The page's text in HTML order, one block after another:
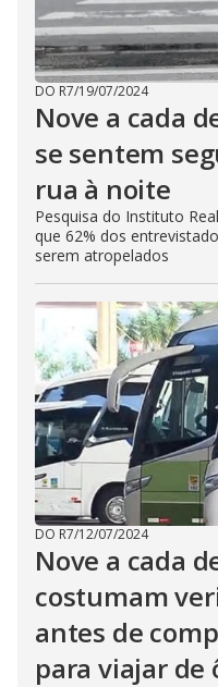
DO R7/19/07/2024
Nove a cada
se sentem
rua à noite
Pesquisa do Instituto
que 62% dos
serem atropelados
DO R7/12/07/2024
Nove a cada
costumam
antes de
para viajar de